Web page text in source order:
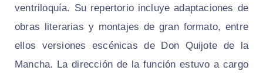
ventriloquía. Su repertorio incluye adaptaciones de
obras literarias y montajes de gran formato, entre
ellos versiones escénicas de Don Quijote de la
Mancha. La dirección de la función estuvo a cargo